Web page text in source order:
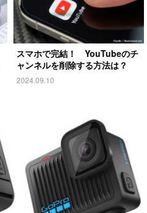
スマホで完結！ YouTubeのチ
ャンネルを削除する方法は？
2024.09.10